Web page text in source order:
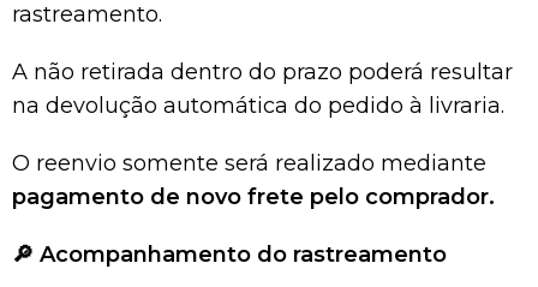
rastreamento.
A não retirada dentro do prazo poderá resultar
na devolução automática do pedido à livraria.
O reenvio somente será realizado mediante
pagamento de novo frete pelo comprador.
🔎 Acompanhamento do rastreamento